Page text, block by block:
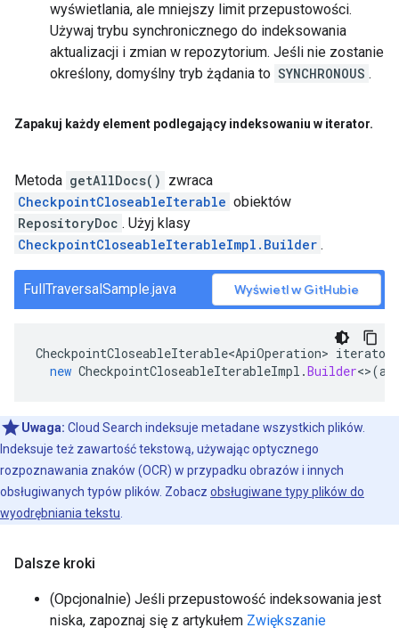
wyświetlania, ale mniejszy limit przepustowości.
Używaj trybu synchronicznego do indeksowania
aktualizacji i zmian w repozytorium. Jeśli nie zostanie
określony, domyślny tryb żądania to SYNCHRONOUS .
Zapakuj każdy element podlegający indeksowaniu w iterator.
Metoda getAllDocs() zwraca
CheckpointCloseableIterable obiektów
RepositoryDoc . Użyj klasy
CheckpointCloseableIterableImpl.Builder .
FullTraversalSample.java Wyświetl w GitHubie
CheckpointCloseableIterable<ApiOperation> iterator
new CheckpointCloseableIterableImpl .Builder<>(
Uwaga: Cloud Search indeksuje metadane wszystkich plików.
Indeksuje też zawartość tekstową, używając optycznego
rozpoznawania znaków (OCR) w przypadku obrazów i innych
obsługiwanych typów plików. Zobacz obsługiwane typy plików do
wyodrębniania tekstu
Dalsze kroki
(Opcjonalnie) Jeśli przepustowość indeksowania jest
niska, zapoznaj się z artykułem Zwiększanie